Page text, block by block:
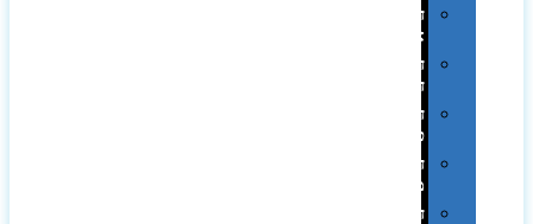
דפוס
אופסט
דפוס
דיגיטלי
דפוס
טמפון
דפוס
משי
דפוס